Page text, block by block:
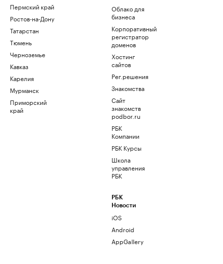
Пермский край
Ростов-на-Дону
Татарстан
Тюмень
Черноземье
Кавказ
Карелия
Мурманск
Приморский
край
Облако для
бизнеса
Корпоративный
регистратор
доменов
Хостинг
сайтов
Рег.решения
Знакомства
Сайт
знакомств
podbor.ru
РБК
Компании
РБК Курсы
Школа
управления
РБК
РБК
Новости
iOS
Android
AppGallery